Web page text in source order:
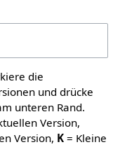
die
und drücke
unteren Rand.
Version,
Version, K= Kleine